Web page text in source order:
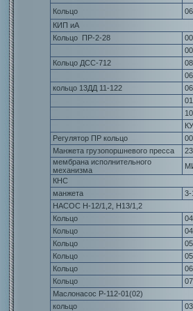
Кольцо
КИП иА
Кольцо ПР-2-28
Кольцо ДСС-712
кольцо 13ДД 11-122
Регулятор ПР кольцо
Манжета грузопоршневого пресса
мембрана исполнительного
механизма
КНС
манжета
3-
НАСОС Н-12/1,2, Н13/1,2
Кольцо
Кольцо
Кольцо
Кольцо
Кольцо
Кольцо
Маслонасос Р-112-01(02)
кольцо